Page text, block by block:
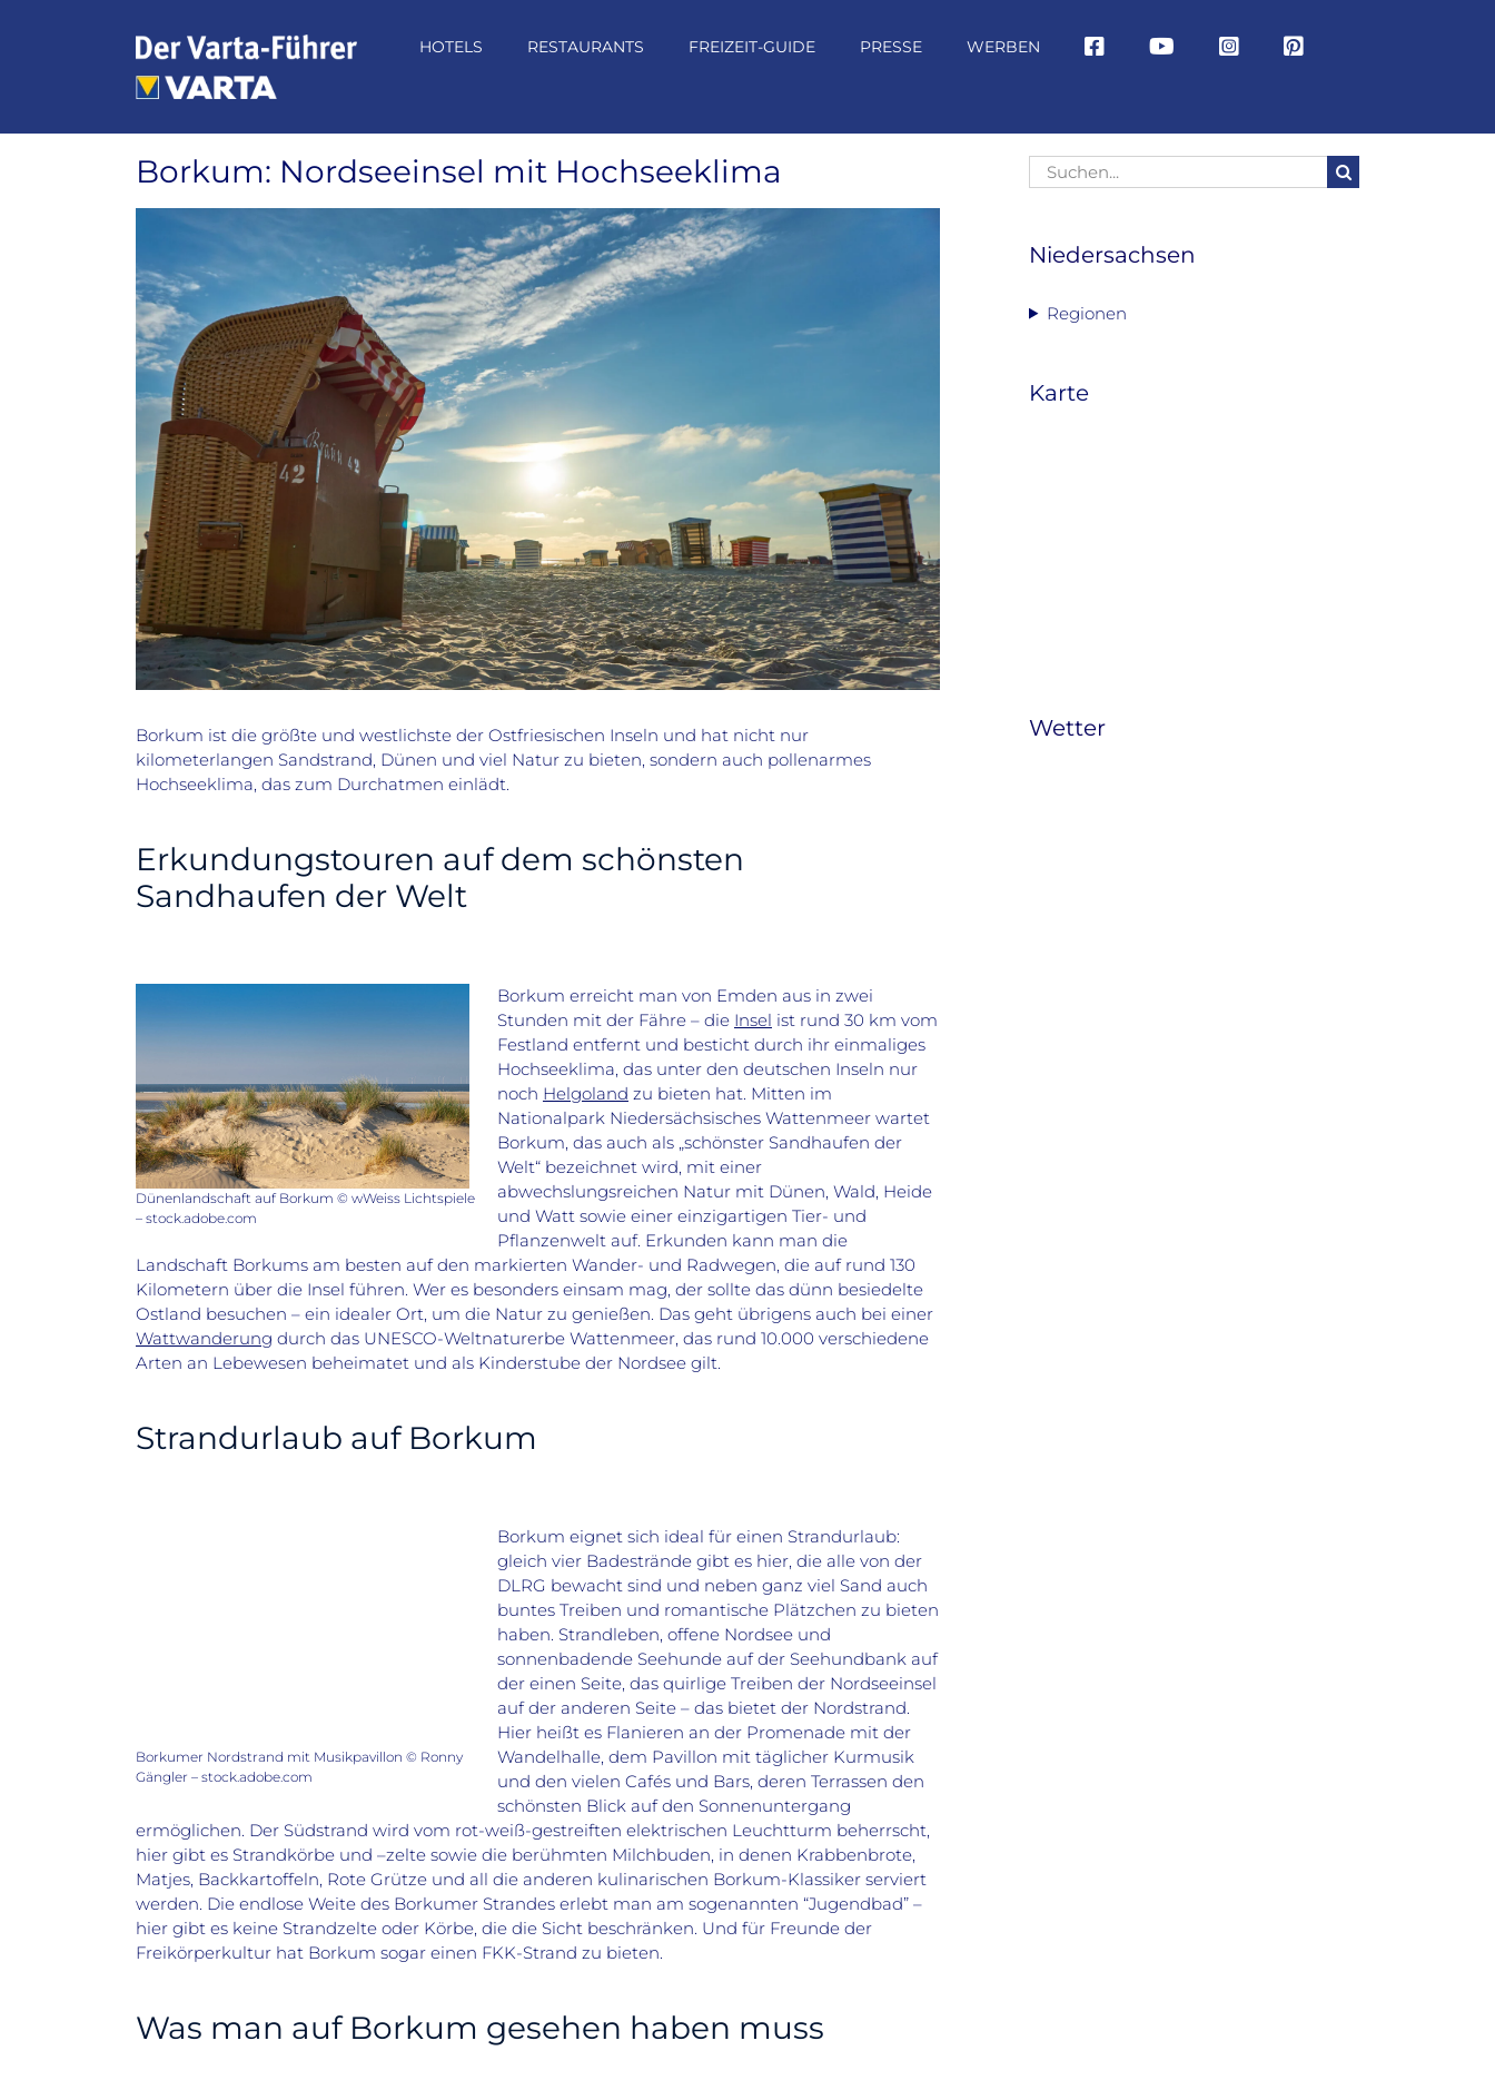
HOTELS RESTAURANTS FREIZEIT-GUIDE PRESSE WERBEN
Borkum: Nordseeinsel mit Hochseeklima
Bild
Borkum ist die größte und westlichste der Ostfriesischen Inseln und hat nicht nur
kilometerlangen Sandstrand, Dünen und viel Natur zu bieten, sondern auch pollenarmes
Hochseeklima, das zum Durchatmen einlädt.
Erkundungstouren auf dem schönsten
Sandhaufen der Welt
Dünenlandschaft auf Borkum © wWeiss Lichtspiele
– stock.adobe.com
Borkum erreicht man von Emden aus in zwei
Stunden mit der Fähre – die Insel ist rund 30 km vom
Festland entfernt und besticht durch ihr einmaliges
Hochseeklima, das unter den deutschen Inseln nur
noch Helgoland zu bieten hat. Mitten im
Nationalpark Niedersächsisches Wattenmeer wartet
Borkum, das auch als „schönster Sandhaufen der
Welt“ bezeichnet wird, mit einer
abwechslungsreichen Natur mit Dünen, Wald, Heide
und Watt sowie einer einzigartigen Tier- und
Pflanzenwelt auf. Erkunden kann man die
Landschaft Borkums am besten auf den markierten Wander- und Radwegen, die auf rund 130
Kilometern über die Insel führen. Wer es besonders einsam mag, der sollte das dünn besiedelte
Ostland besuchen – ein idealer Ort, um die Natur zu genießen. Das geht übrigens auch bei einer
Wattwanderung durch das UNESCO-Weltnaturerbe Wattenmeer, das rund 10.000 verschiedene
Arten an Lebewesen beheimatet und als Kinderstube der Nordsee gilt.
Strandurlaub auf Borkum
Borkumer Nordstrand mit Musikpavillon © Ronny
Gängler – stock.adobe.com
Borkum eignet sich ideal für einen Strandurlaub:
gleich vier Badestrände gibt es hier, die alle von der
DLRG bewacht sind und neben ganz viel Sand auch
buntes Treiben und romantische Plätzchen zu bieten
haben. Strandleben, offene Nordsee und
sonnenbadende Seehunde auf der Seehundbank auf
der einen Seite, das quirlige Treiben der Nordseeinsel
auf der anderen Seite – das bietet der Nordstrand.
Hier heißt es Flanieren an der Promenade mit der
Wandelhalle, dem Pavillon mit täglicher Kurmusik
und den vielen Cafés und Bars, deren Terrassen den
schönsten Blick auf den Sonnenuntergang
ermöglichen. Der Südstrand wird vom rot-weiß-gestreiften elektrischen Leuchtturm beherrscht,
hier gibt es Strandkörbe und –zelte sowie die berühmten Milchbuden, in denen Krabbenbrote,
Matjes, Backkartoffeln, Rote Grütze und all die anderen kulinarischen Borkum-Klassiker serviert
werden. Die endlose Weite des Borkumer Strandes erlebt man am sogenannten “Jugendbad” –
hier gibt es keine Strandzelte oder Körbe, die die Sicht beschränken. Und für Freunde der
Freikörperkultur hat Borkum sogar einen FKK-Strand zu bieten.
Was man auf Borkum gesehen haben muss
Suche
nach:
Niedersachsen
Regionen
Karte
Wetter